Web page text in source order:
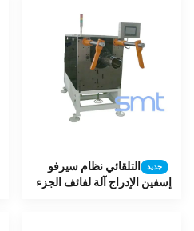
جديد
التلقائي نظام سيرفو
إسفين الإدراج آلة لفائف الجزء